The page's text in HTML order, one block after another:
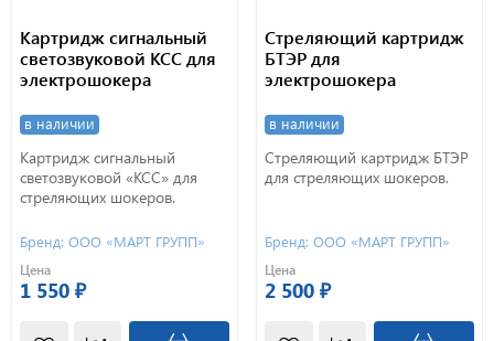
Картридж сигнальный
светозвуковой КСC для
электрошокера
в наличии
Картридж сигнальный
светозвуковой «КСС» для
стреляющих шокеров.
Бренд: ООО «МАРТ ГРУПП»
Цена
1 550 ₽
Стреляющий картридж
БТЭР для
электрошокера
в наличии
Стреляющий картридж БТЭР
для стреляющих шокеров.
Бренд: ООО «МАРТ ГРУПП»
Цена
2 500 ₽